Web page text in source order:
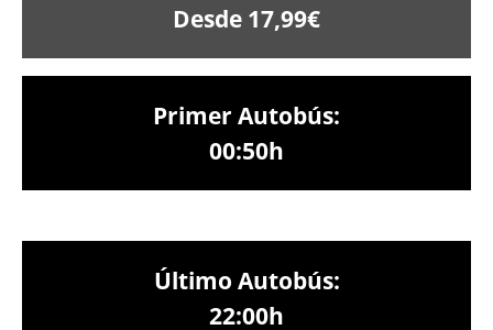
Desde 17,99€
Primer Autobús:
00:50h
Último Autobús:
22:00h